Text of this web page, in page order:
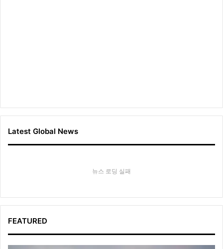
Latest Global News
뉴스 로딩 실패
FEATURED